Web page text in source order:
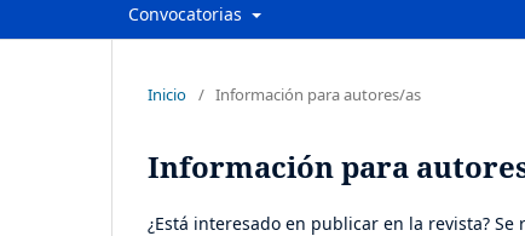
Convocatorias
Inicio / Información para autores/as
Información para
¿Está interesado en publicar en la revista?